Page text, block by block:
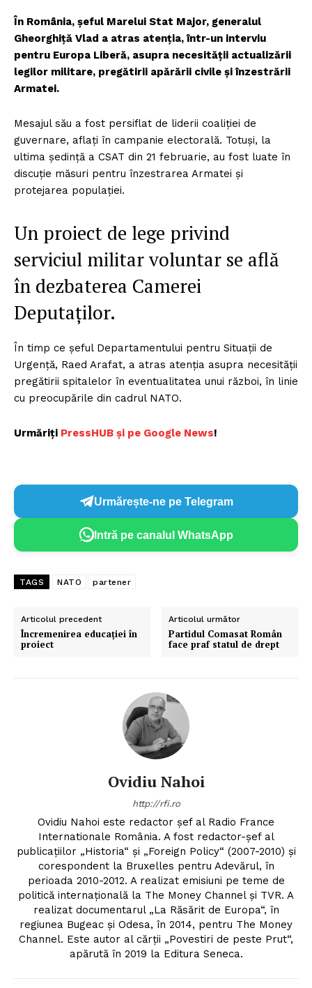
Un proiect
FREEDOM HOUSE ROMÂNIA
În România, șeful Marelui Stat Major, generalul
Gheorghiță Vlad a atras atenția, într-un interviu
pentru Europa Liberă, asupra necesității actualizării
legilor militare, pregătirii apărării civile și înzestrării
Armatei.
Mesajul său a fost persiflat de liderii coaliției de
guvernare, aflați în campanie electorală. Totuși, la
ultima ședință a CSAT din 21 februarie, au fost luate în
discuție măsuri pentru înzestrarea Armatei și
protejarea populației.
Un proiect de lege privind
serviciul militar voluntar se află
în dezbaterea Camerei
Deputaților.
În timp ce șeful Departamentului pentru Situații de
Urgență, Raed Arafat, a atras atenția asupra necesității
pregătirii spitalelor în eventualitatea unui război, în linie
cu preocupările din cadrul NATO.
Urmăriți PressHUB și pe Google News!
Urmărește-ne pe Telegram
Intră pe canalul WhatsApp
TAGS NATO partener
Articolul precedent
Încremenirea educației în
proiect
Articolul următor
Partidul Comasat Român
face praf statul de drept
Ovidiu Nahoi
http://rfi.ro
Ovidiu Nahoi este redactor șef al Radio France
Internationale România. A fost redactor-șef al
publicațiilor „Historia“ și „Foreign Policy“ (2007-2010) și
corespondent la Bruxelles pentru Adevărul, în
perioada 2010-2012. A realizat emisiuni pe teme de
politică internațională la The Money Channel și TVR. A
realizat documentarul „La Răsărit de Europa“, în
regiunea Bugeac și Odesa, în 2014, pentru The Money
Channel. Este autor al cărții „Povestiri de peste Prut“,
apărută în 2019 la Editura Seneca.